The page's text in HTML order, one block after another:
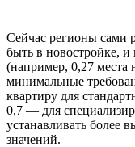
Сейчас регионы сами
быть в новостройке,
(например, 0,27 места
минимальные
квартиру для
0,7 — для
устанавливать более
значений.